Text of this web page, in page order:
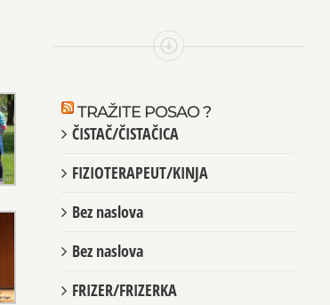
TRAŽITE POSAO ?
ČISTAČ/ČISTAČICA
FIZIOTERAPEUT/KINJA
Bez naslova
Bez naslova
FRIZER/FRIZERKA